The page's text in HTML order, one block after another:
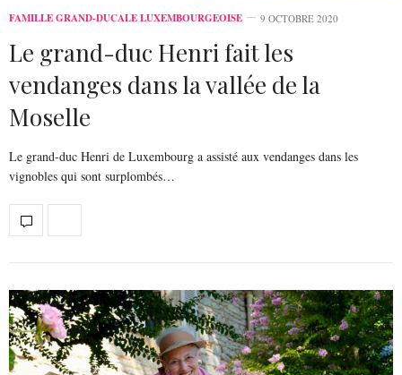
FAMILLE GRAND-DUCALE LUXEMBOURGEOISE 9 OCTOBRE 2020
Le grand-duc Henri fait les
vendanges dans la vallée de la
Moselle
Le grand-duc Henri de Luxembourg a assisté aux vendanges dans les
vignobles qui sont surplombés…